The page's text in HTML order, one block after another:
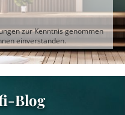
zur Kenntnis genommen
einverstanden.
Blog